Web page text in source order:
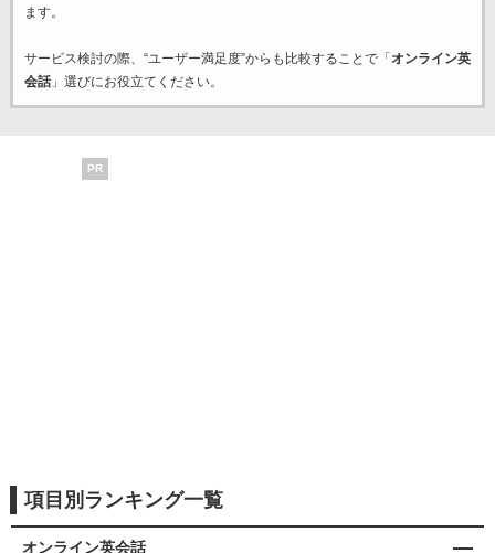
ます。
サービス検討の際、“ユーザー満足度”からも比較することで「 オンライン英
会話」選びにお役立てください。
PR
項目別ランキング一覧
オンライン英会話